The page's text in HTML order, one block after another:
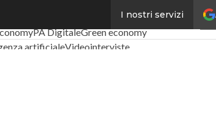
I nostri servizi
Telco Industria 4.0
PA DigitaleGreen economy
artificialeVideointerviste